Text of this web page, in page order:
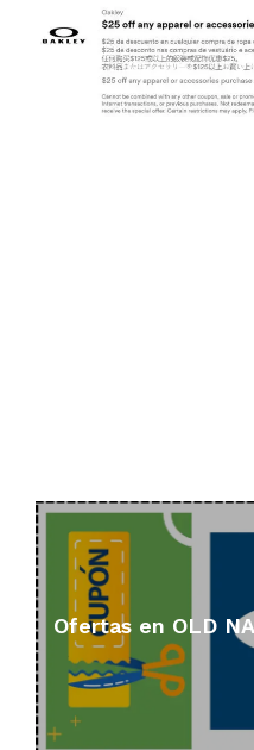
Ofertas en OLD